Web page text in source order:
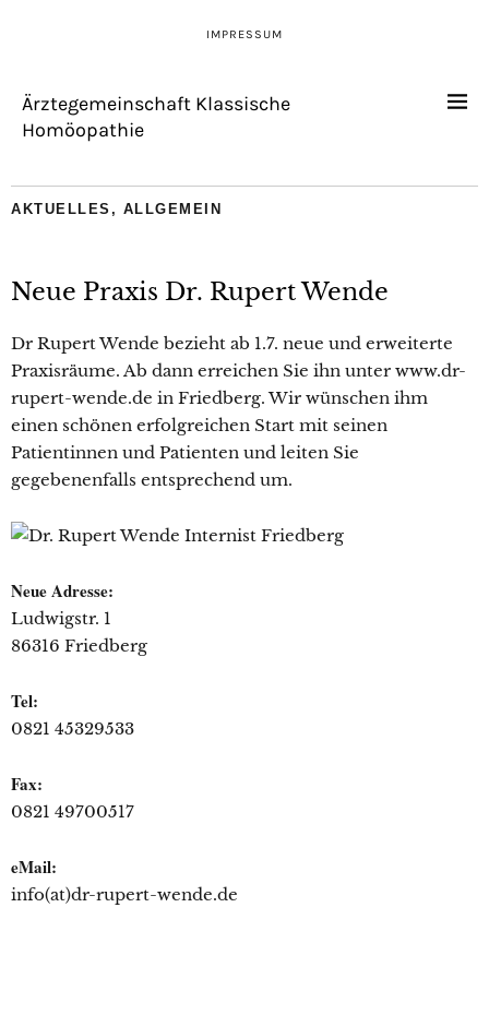
IMPRESSUM
Ärztegemeinschaft Klassische
Homöopathie
AKTUELLES , ALLGEMEIN
Neue Praxis Dr. Rupert Wende
Dr Rupert Wende bezieht ab 1.7. neue und erweiterte
Praxisräume. Ab dann erreichen Sie ihn unter www.dr-
rupert-wende.de in Friedberg. Wir wünschen ihm
einen schönen erfolgreichen Start mit seinen
Patientinnen und Patienten und leiten Sie
gegebenenfalls entsprechend um.
Neue Adresse:
Ludwigstr. 1
86316 Friedberg
Tel:
0821 45329533
Fax:
0821 49700517
eMail:
info(at)dr-rupert-wende.de